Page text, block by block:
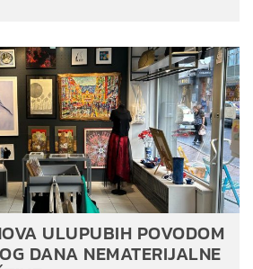
ULUPUBIH POVODOM
DANA NEMATERIJALNE